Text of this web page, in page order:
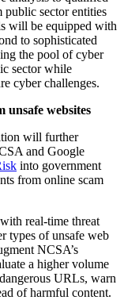
sector entities
will be equipped with
to sophisticated
the pool of cyber
sector while
cyber challenges.
unsafe websites
will further
and Google
into government
from online scam
real-time threat
types of unsafe web
NCSA’s
a higher volume
URLs, warn
of harmful content.